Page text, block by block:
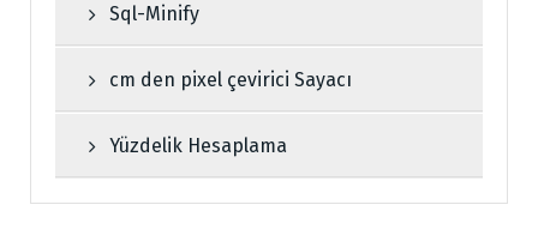
Sql-Minify
cm den pixel çevirici Sayacı
Yüzdelik Hesaplama